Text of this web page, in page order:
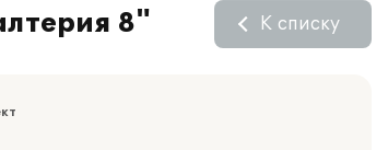
8" К списку